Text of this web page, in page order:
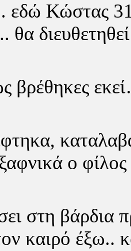
εδώ Κώστας
θα
βρέθηκες
ο
στη βάρδια
καιρό έξω..